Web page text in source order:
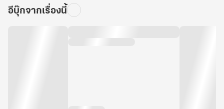
อีบุ๊กจากเรื่องนี้